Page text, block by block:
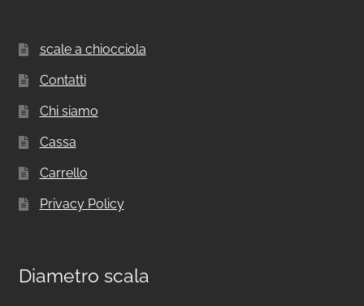
scale a chiocciola
Contatti
Chi siamo
Cassa
Carrello
Privacy Policy
Diametro scala